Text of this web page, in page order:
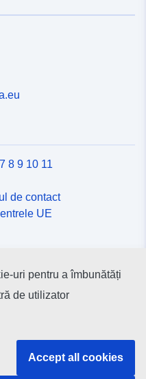
8 9 10 11
de contact
UE
sociale
UE
uri pentru a îmbunătăți
de utilizator
Accept all cookies